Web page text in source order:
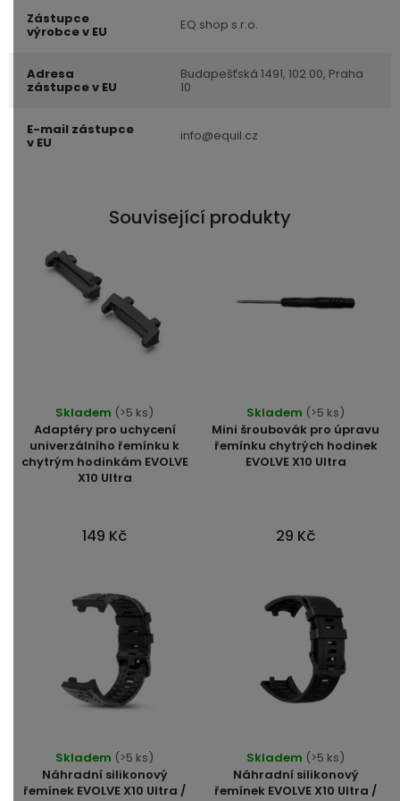
Zástupce
výrobce v EU EQ shop s.r.o.
Adresa
zástupce v EU
Budapešťská 1491, 102 00, Praha
10
E-mail zástupce
v EU info@equil.cz
Související produkty
Adaptéry pro uchycení
univerzálního řemínku k
chytrým hodinkám EVOLVE
X10 Ultra
hodnocení
produktu
je
5,0
5
Skladem (>5 ks)
149 Kč
Mini šroubovák pro úpravu
řemínku chytrých hodinek
EVOLVE X10 Ultra
Skladem (>5 ks)
29 Kč
Náhradní silikonový
řemínek EVOLVE X10 Ultra /
Skladem (>5 ks)
Náhradní silikonový
řemínek EVOLVE X10 Ultra /
hodnocení
produktu
Skladem (>5 ks)